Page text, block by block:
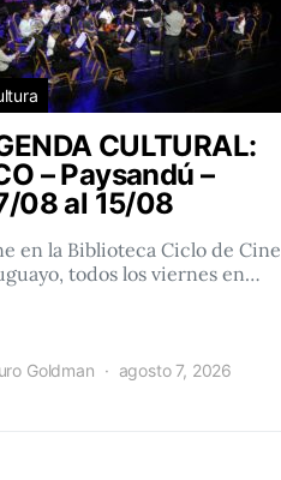
CULTURAL:
– Paysandú –
08 al 15/08
en la Biblioteca Ciclo de Cine
todos los viernes en…
Goldman agosto 7, 2026